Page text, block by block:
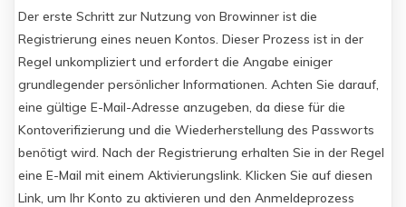
Der erste Schritt zur Nutzung von Browinner ist die
Registrierung eines neuen Kontos. Dieser Prozess ist in der
Regel unkompliziert und erfordert die Angabe einiger
grundlegender persönlicher Informationen. Achten Sie darauf,
eine gültige E-Mail-Adresse anzugeben, da diese für die
Kontoverifizierung und die Wiederherstellung des Passworts
benötigt wird. Nach der Registrierung erhalten Sie in der Regel
eine E-Mail mit einem Aktivierungslink. Klicken Sie auf diesen
Link, um Ihr Konto zu aktivieren und den Anmeldeprozess